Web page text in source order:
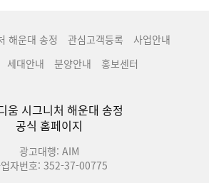
해운대 송정 관심고객등록
사업안내
세대안내 분양안내 홍보센터
움 시그니처 해운대 송정
공식 홈페이지
광고대행: AIM
자번호: 352-37-00775